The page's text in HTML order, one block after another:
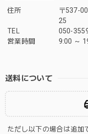
住所
〒537-
25
TEL
050-
営業時間
9:00 ～
送料について
ただし以下の場合は追加